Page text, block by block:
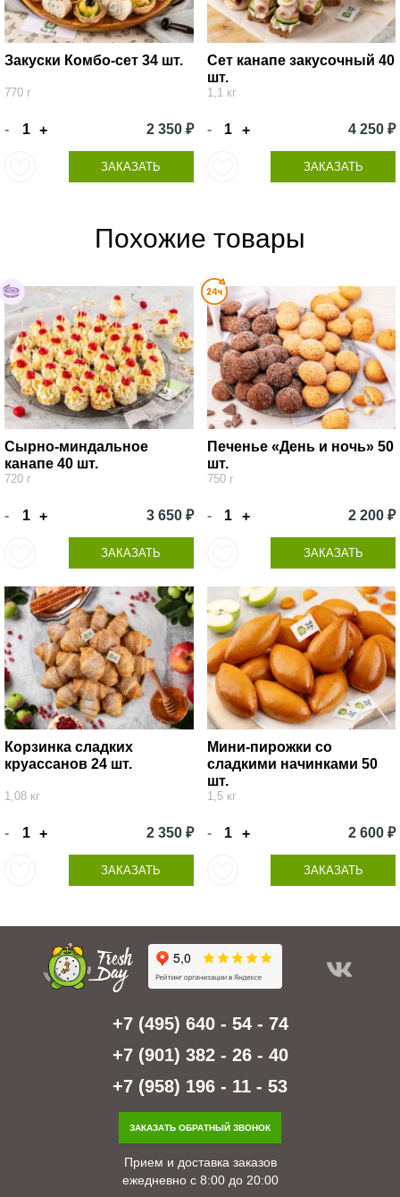
Закуски Комбо-сет 34 шт.
770 г
- + 2 350 ₽
ЗАКАЗАТЬ
Сет канапе закусочный 40
шт.
1,1 кг
- + 4 250 ₽
ЗАКАЗАТЬ
Похожие товары
Сырно-миндальное
канапе 40 шт.
720 г
- + 3 650 ₽
ЗАКАЗАТЬ
Печенье «День и ночь» 50
шт.
750 г
- + 2 200 ₽
ЗАКАЗАТЬ
Корзинка сладких
круассанов 24 шт.
1,08 кг
- + 2 350 ₽
ЗАКАЗАТЬ
Мини-пирожки со
сладкими начинками 50
шт.
1,5 кг
- + 2 600 ₽
ЗАКАЗАТЬ
+7 (495) 640 - 54 - 74
+7 (901) 382 - 26 - 40
+7 (958) 196 - 11 - 53
ЗАКАЗАТЬ ОБРАТНЫЙ ЗВОНОК
Прием и доставка заказов
ежедневно с 8:00 до 20:00